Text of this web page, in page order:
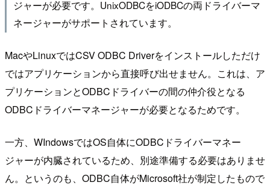
ジャーが必要です。UnixODBCをiODBCの両ドライバーマ
ネージャーがサポートされています。
MacやLinuxではCSV ODBC Driverをインストールしただけ
ではアプリケーションから直接呼び出せません。これは、ア
プリケーションとODBCドライバーの間の仲介役となる
ODBCドライバーマネージャーが必要となるためです。
一方、WIndowsではOS自体にODBCドライバーマネー
ジャーが内臓されているため、別途準備する必要はありませ
ん。というのも、ODBC自体がMicrosoft社が制定したもので